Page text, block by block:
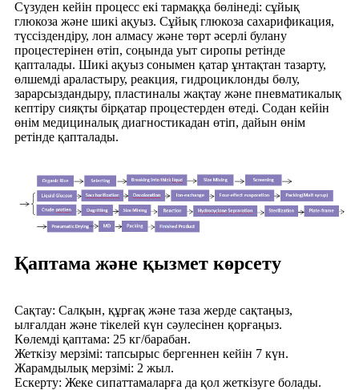
Сүзуден кейін процесс екі тармаққа бөлінеді: сұйық
глюкоза және шикі ақуыз. Сұйық глюкоза сахарификация,
түссіздендіру, лон алмасу және төрт әсерлі булану
процестерінен өтіп, соңында уыт сиропы ретінде
қапталады. Шикі ақуыз сонымен қатар ұнтақтан тазарту,
өлшемді араластыру, реакция, гидроциклонды бөлу,
зарарсыздандыру, пластиналы жақтау және пневматикалық
кептіру сияқты бірқатар процестерден өтеді. Содан кейін
өнім медициналық диагностикадан өтіп, дайын өнім
ретінде қапталады.
Қаптама және қызмет көрсету
Сақтау: Салқын, құрғақ және таза жерде сақтаңыз,
ылғалдан және тікелей күн сәулесінен қорғаңыз.
Көлемді қаптама: 25 кг/барабан.
Жеткізу мерзімі: тапсырыс бергеннен кейін 7 күн.
Жарамдылық мерзімі: 2 жыл.
Ескерту: Жеке сипаттамаларға да қол жеткізуге болады.